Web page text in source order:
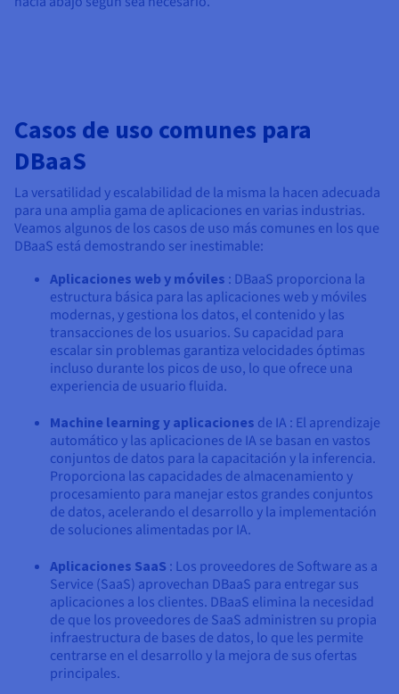
Casos de uso comunes para
DBaaS
La versatilidad y escalabilidad de la misma la hacen adecuada
para una amplia gama de aplicaciones en varias industrias.
Veamos algunos de los casos de uso más comunes en los que
DBaaS está demostrando ser inestimable:
Aplicaciones web y móviles : DBaaS proporciona la
estructura básica para las aplicaciones web y móviles
modernas, y gestiona los datos, el contenido y las
transacciones de los usuarios. Su capacidad para
escalar sin problemas garantiza velocidades óptimas
incluso durante los picos de uso, lo que ofrece una
experiencia de usuario fluida.
Machine learning y aplicaciones de IA : El aprendizaje
automático y las aplicaciones de IA se basan en vastos
conjuntos de datos para la capacitación y la inferencia.
Proporciona las capacidades de almacenamiento y
procesamiento para manejar estos grandes conjuntos
de datos, acelerando el desarrollo y la implementación
de soluciones alimentadas por IA.
Aplicaciones SaaS : Los proveedores de Software as a
Service (SaaS) aprovechan DBaaS para entregar sus
aplicaciones a los clientes. DBaaS elimina la necesidad
de que los proveedores de SaaS administren su propia
infraestructura de bases de datos, lo que les permite
centrarse en el desarrollo y la mejora de sus ofertas
principales.